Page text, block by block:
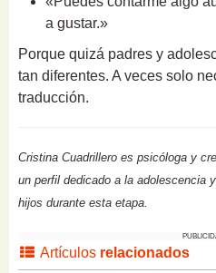
a gustar.»
Porque quizá padres y
tan diferentes. A veces solo
traducción.
Cristina Cuadrillero es psicóloga y
un perfil dedicado a la adolescencia
hijos durante esta etapa.
Artículos relacionados